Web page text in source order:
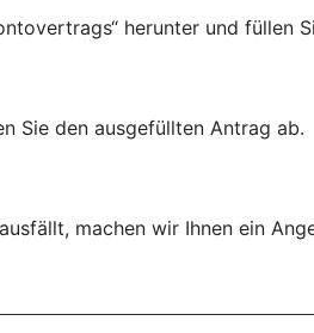
herunter und füllen
Sie den ausgefüllten Antrag ab.
machen wir Ihnen ein